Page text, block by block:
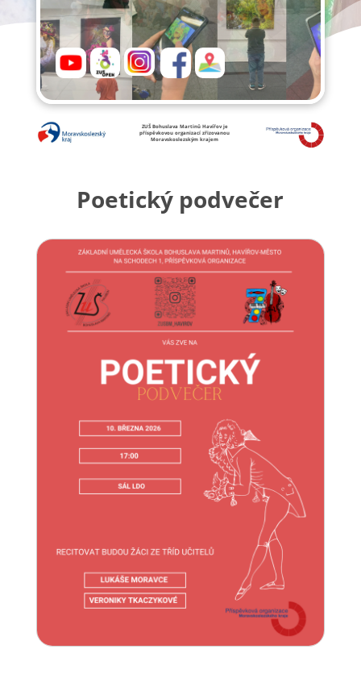
ZUŠ Bohuslava Martinů Havířov je
příspěvkovou organizací zřizovanou
Moravskoslezským krajem
Poetický podvečer